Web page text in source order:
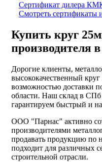
Сертификат дилера
Смотреть сертификаты
Купить круг
производителя
Дорогие клиенты,
высококачественный
возможностью доставки
области. Наш склад в СПб
гарантируем быстрый и
ООО "Парнас" активно
производителями
продавать продукцию по
подходит для различных
строительной отрасли.